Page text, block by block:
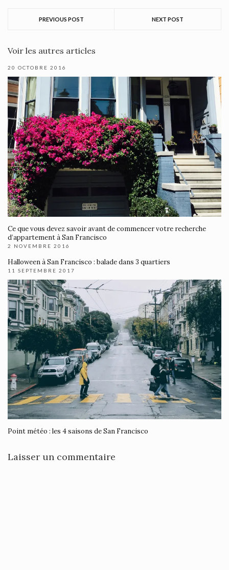
PREVIOUS POST NEXT POST
Voir les autres articles
20 OCTOBRE 2016
Ce que vous devez savoir avant de commencer votre recherche
d’appartement à San Francisco
2 NOVEMBRE 2016
Halloween à San Francisco : balade dans 3 quartiers
11 SEPTEMBRE 2017
Point météo : les 4 saisons de San Francisco
Laisser un commentaire